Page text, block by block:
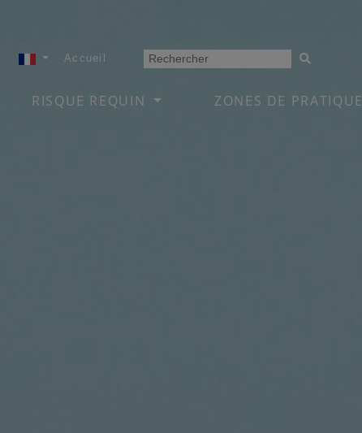
Accueil
RISQUE REQUIN ZONES DE PRATIQUE